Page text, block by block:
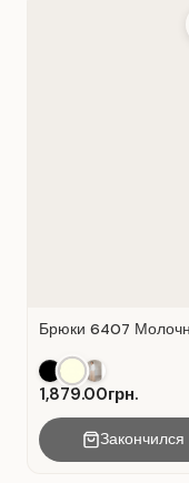
Брюки 6407
1,879.00грн.
Закончился